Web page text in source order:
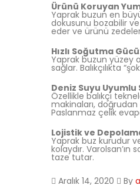
Ürünü Koruyan
Yaprak buzun en
dokusunu bozabilir
eder ve ürünü
Hızlı Soğutma
Yaprak buzun yüzey
sağlar. Balıkçılıkta
Deniz Suyu
Özellikle balıkçı
makinaları,
Paslanmaz çelik
Lojistik ve
Yaprak buz kurudur
kolaydır.
taze tutar.
Aralık 14, 2020
By